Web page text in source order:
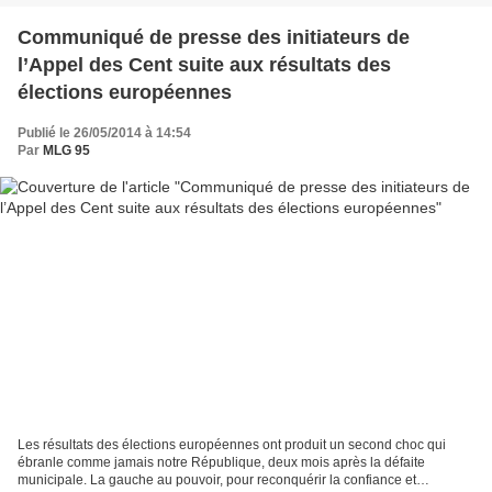
Communiqué de presse des initiateurs de
l’Appel des Cent suite aux résultats des
élections européennes
Publié le 26/05/2014 à 14:54
Par MLG 95
Les résultats des élections européennes ont produit un second choc qui
ébranle comme jamais notre République, deux mois après la défaite
municipale. La gauche au pouvoir, pour reconquérir la confiance et